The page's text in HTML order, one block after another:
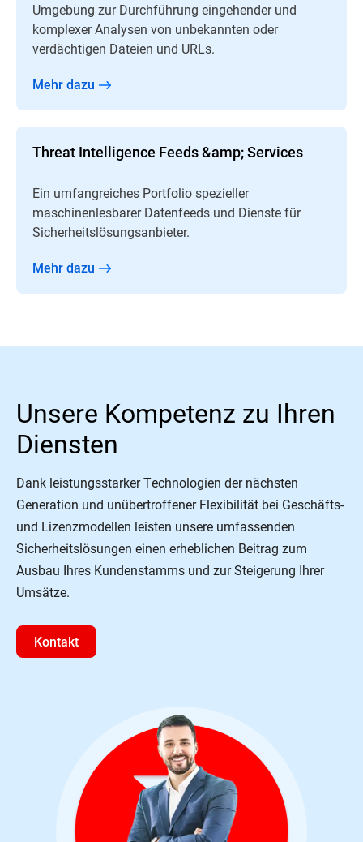
Umgebung zur Durchführung eingehender und
komplexer Analysen von unbekannten oder
verdächtigen Dateien und URLs.
Mehr dazu
Threat Intelligence Feeds &amp; Services
Ein umfangreiches Portfolio spezieller
maschinenlesbarer Datenfeeds und Dienste für
Sicherheitslösungsanbieter.
Mehr dazu
Unsere Kompetenz zu Ihren
Diensten
Dank leistungsstarker Technologien der nächsten
Generation und unübertroffener Flexibilität bei Geschäfts-
und Lizenzmodellen leisten unsere umfassenden
Sicherheitslösungen einen erheblichen Beitrag zum
Ausbau Ihres Kundenstamms und zur Steigerung Ihrer
Umsätze.
Kontakt